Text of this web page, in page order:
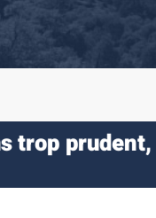
trop